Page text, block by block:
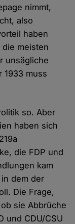
nimmt,
also
haben
meisten
unsägliche
1933 muss
so. Aber
haben sich
die FDP und
kam
dem der
Die Frage,
sie Abbrüche
und CDU/CSU